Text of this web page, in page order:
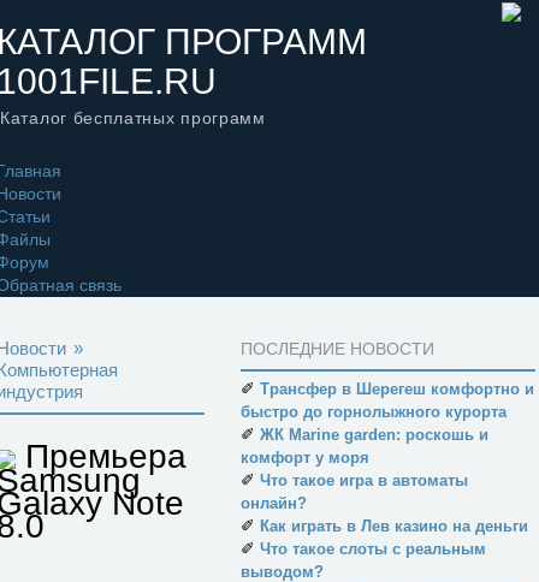
ПРОГРАММ
Каталог бесплатных программ
связь
»
Премьера
Note
ПОСЛЕДНИЕ НОВОСТИ
✐ Трансфер в Шерегеш комфортно и
быстро до горнолыжного курорта
✐ ЖК Marine garden: роскошь и
комфорт у моря
✐ Что такое игра в автоматы
онлайн?
✐ Как играть в Лев казино на деньги
✐ Что такое слоты с реальным
выводом?